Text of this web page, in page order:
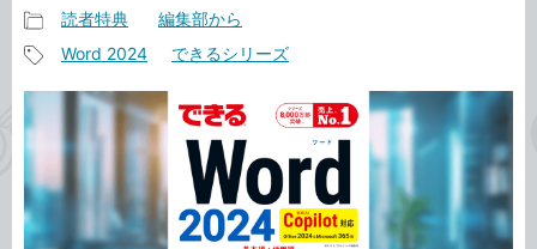
事
カ
リ
読者特典 編集部から
Word 2024 できるシリーズ